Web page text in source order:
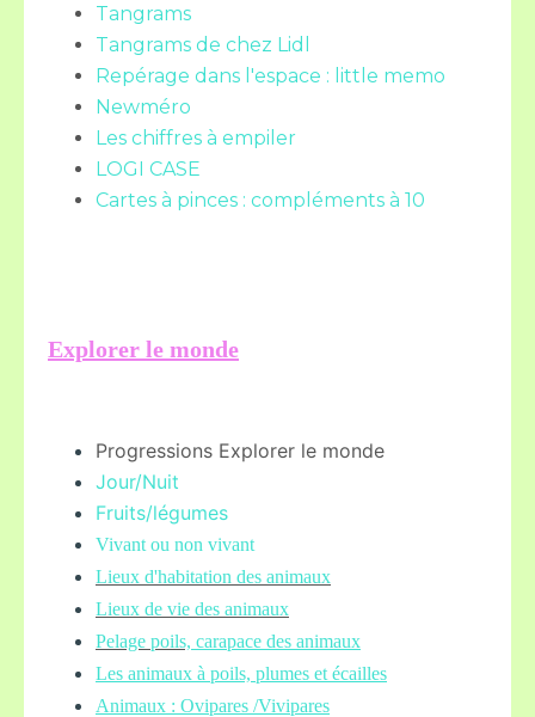
Tangrams
Tangrams de chez Lidl
Repérage dans l'espace : little memo
Newméro
Les chiffres à empiler
LOGI CASE
Cartes à pinces : compléments à 10
Explorer le monde
Progressions Explorer le monde
Jour/Nuit
Fruits/légumes
Vivant ou non vivant
Lieux d'habitation des animaux
Lieux de vie des animaux
Pelage poils, carapace des animaux
Les animaux à poils, plumes et écailles
Animaux : Ovipares /Vivipares